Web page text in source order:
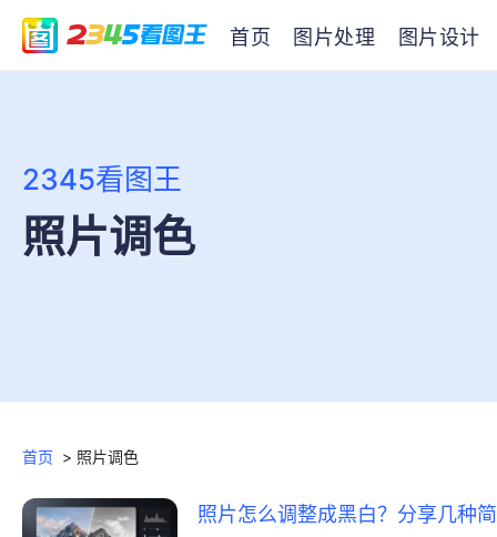
首页 图片处理 图片设计
2345看图王
照片调色
首页 > 照片调色
照片怎么调整成黑白？分享几种